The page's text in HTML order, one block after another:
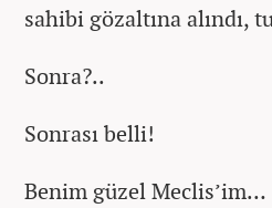
sahibi gözaltına alındı,
Sonra?..
Sonrası belli!
Benim güzel Meclis’im…